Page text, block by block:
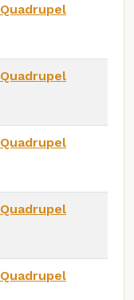
Quadrupel
Quadrupel
Quadrupel
Quadrupel
Quadrupel